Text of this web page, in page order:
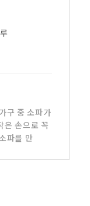
구 중 소파가
은 손으로 꼭
파를 만